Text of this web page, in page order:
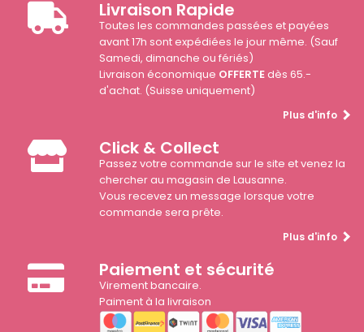
Livraison Rapide
Toutes les commandes passées et payées
avant 17h sont expédiées le jour même. (Sauf
Samedi, dimanche ou fériés)
Livraison économique OFFERTEdès 65.-
d'achat. (Suisse uniquement)
Plus d'info
Click & Collect
Passez votre commande sur le site et venez la
chercher au magasin de Lausanne.
Vous recevez un message lorsque votre
commande sera prête.
Plus d'info
Paiement et sécurité
Virement bancaire.
Paiment à la livraison